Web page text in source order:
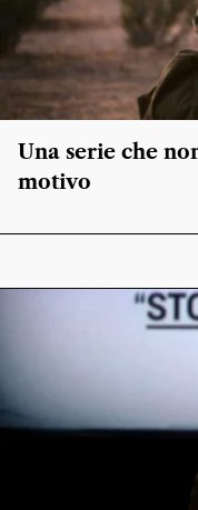
Una serie che
motivo